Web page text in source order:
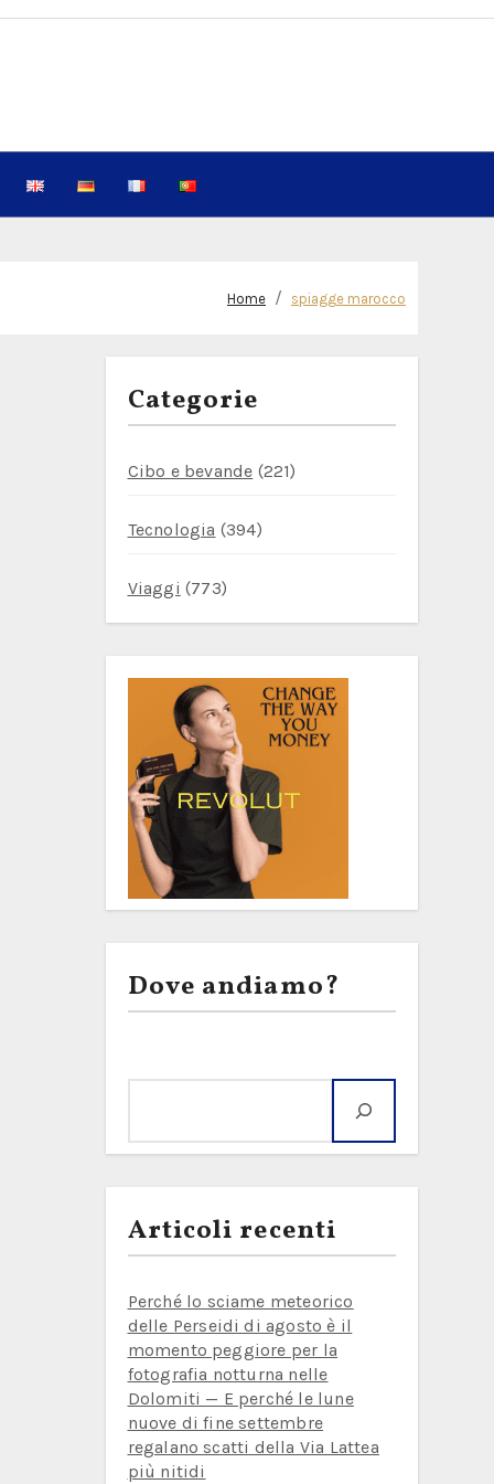
Home spiagge marocco
Categorie
Cibo e bevande (221)
Tecnologia (394)
Viaggi (773)
Dove andiamo?
Articoli recenti
Perché lo sciame meteorico
delle Perseidi di agosto è il
momento peggiore per la
fotografia notturna nelle
Dolomiti — E perché le lune
nuove di fine settembre
regalano scatti della Via Lattea
più nitidi